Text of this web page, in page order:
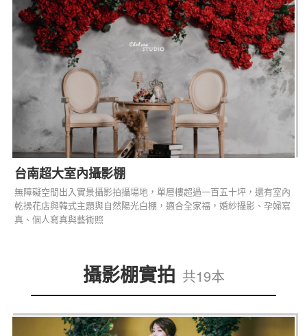
台南超大室內攝影棚
無障礙空間出入實景攝影拍攝場地，單層樓超過一百五十坪，還有室內
乾操花店與韓式主題與自然陽光白棚，適合全家福，婚紗攝影、孕婦寫
真、個人寫真與藝術照
攝影棚實拍 共19本